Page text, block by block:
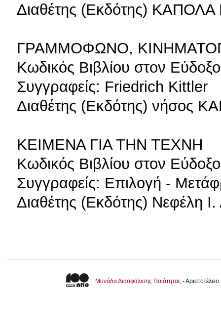
Διαθέτης (Εκδότης)
ΓΡΑΜΜΟΦΩΝΟ,
Κωδικός Βιβλίου στον
Συγγραφείς: Friedrich Kittler
Διαθέτης (Εκδότης)
ΚΕΙΜΕΝΑ ΓΙΑ ΤΗΝ ΤΕΧΝΗ
Κωδικός Βιβλίου στον
Συγγραφείς: Επιλογή -
Διαθέτης (Εκδότης) Νεφέλη
Μονάδα Διασφάλισης Ποιότητας -